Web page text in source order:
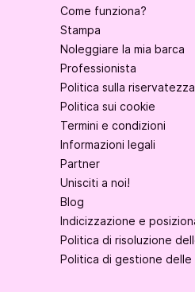
Come funziona?
Stampa
Noleggiare la mia barca
Professionista
Politica sulla riservatezza
Politica sui cookie
Termini e condizioni
Informazioni legali
Partner
Unisciti a noi!
Blog
Indicizzazione e
Politica di risoluzione
Politica di gestione delle